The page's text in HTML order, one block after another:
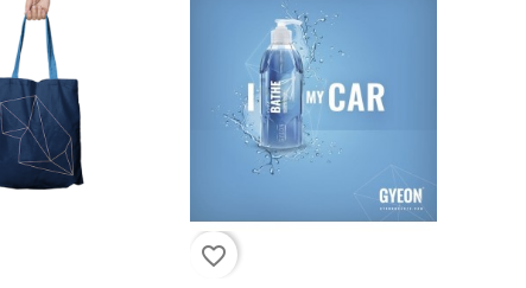
favorite_border